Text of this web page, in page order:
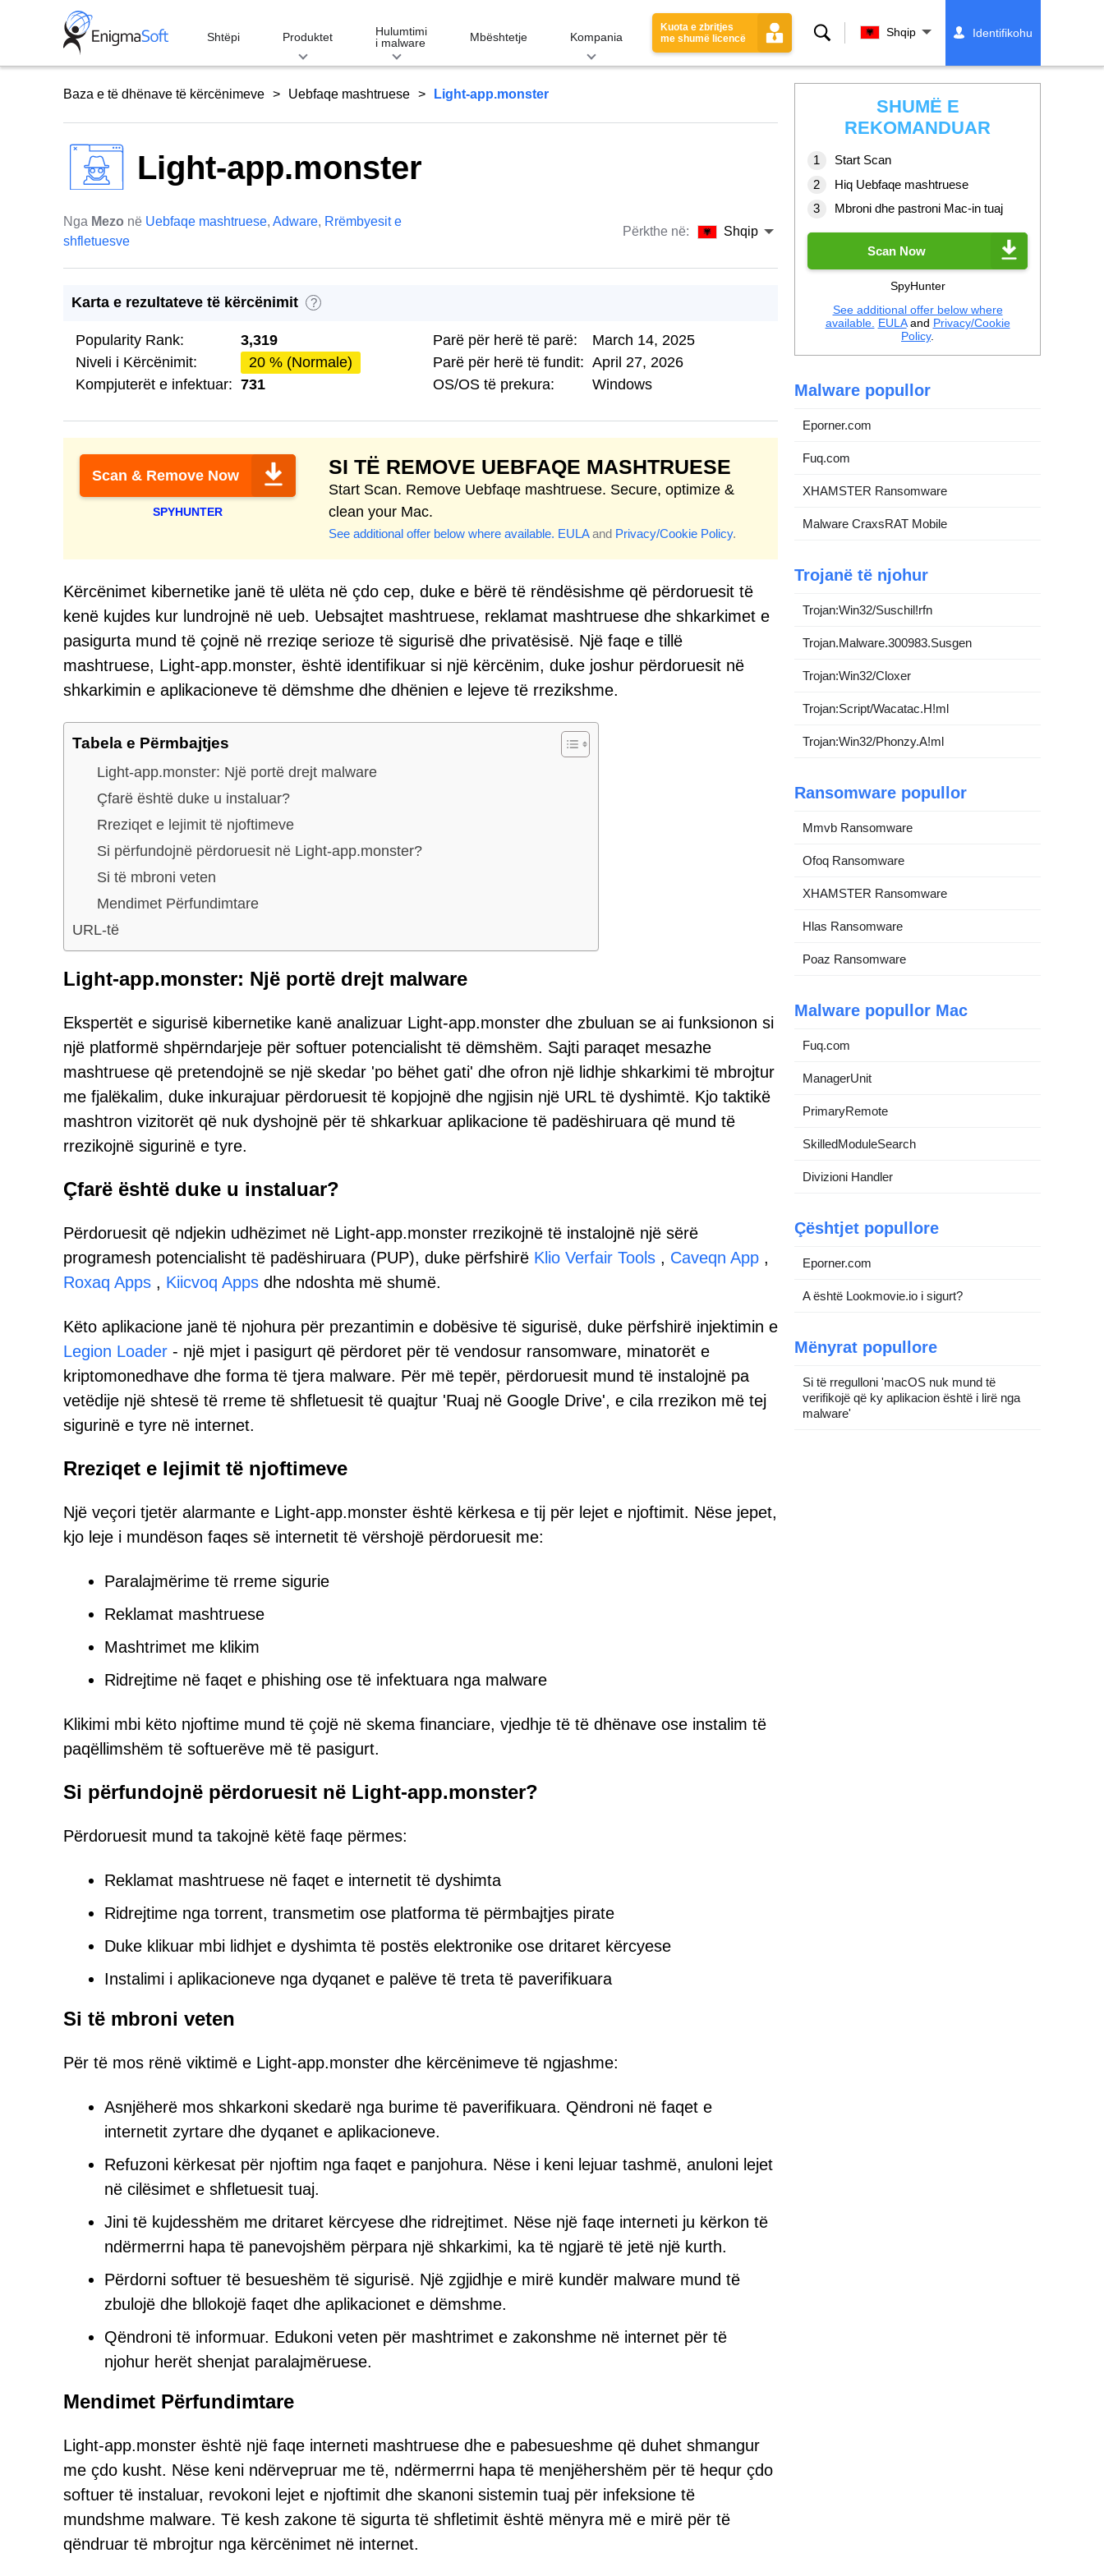
Shtëpi Produktet
Hulumtimi
i malware
Mbështetje Kompania
Kuota e zbritjes
me shumë licencë
Kërko Shqip Identifikohu
Baza e të dhënave të kërcënimeve Uebfaqe mashtruese Light-app.monster
Light-app.monster
Nga Mezo në Uebfaqe mashtruese, Adware, Rrëmbyesit e
shfletuesve
Përkthe në: Shqip
Karta e rezultateve të kërcënimit ?
Popularity Rank:
3,319
Niveli i Kërcënimit:
20 % (Normale)
Kompjuterët e infektuar: 731
Parë për herë të parë:
March 14, 2025
Parë për herë të fundit: April 27, 2026
OS/OS të prekura:
Windows
Scan & Remove Now
SPYHUNTER
SI TË REMOVE UEBFAQE MASHTRUESE
Start Scan. Remove Uebfaqe mashtruese. Secure, optimize &
clean your Mac.
See additional offer below where available. EULAand Privacy/Cookie Policy.
Kërcënimet kibernetike janë të ulëta në çdo cep, duke e bërë të rëndësishme që përdoruesit të
kenë kujdes kur lundrojnë në ueb. Uebsajtet mashtruese, reklamat mashtruese dhe shkarkimet e
pasigurta mund të çojnë në rreziqe serioze të sigurisë dhe privatësisë. Një faqe e tillë
mashtruese, Light-app.monster, është identifikuar si një kërcënim, duke joshur përdoruesit në
shkarkimin e aplikacioneve të dëmshme dhe dhënien e lejeve të rrezikshme.
Tabela e Përmbajtjes
Light-app.monster: Një portë drejt malware
Çfarë është duke u instaluar?
Rreziqet e lejimit të njoftimeve
Si përfundojnë përdoruesit në Light-app.monster?
Si të mbroni veten
Mendimet Përfundimtare
URL-të
Light-app.monster: Një portë drejt malware
Ekspertët e sigurisë kibernetike kanë analizuar Light-app.monster dhe zbuluan se ai funksionon si
një platformë shpërndarjeje për softuer potencialisht të dëmshëm. Sajti paraqet mesazhe
mashtruese që pretendojnë se një skedar 'po bëhet gati' dhe ofron një lidhje shkarkimi të mbrojtur
me fjalëkalim, duke inkurajuar përdoruesit të kopjojnë dhe ngjisin një URL të dyshimtë. Kjo taktikë
mashtron vizitorët që nuk dyshojnë për të shkarkuar aplikacione të padëshiruara që mund të
rrezikojnë sigurinë e tyre.
Çfarë është duke u instaluar?
Përdoruesit që ndjekin udhëzimet në Light-app.monster rrezikojnë të instalojnë një sërë
programesh potencialisht të padëshiruara (PUP), duke përfshirë Klio Verfair Tools , Caveqn App ,
Roxaq Apps , Kiicvoq Apps dhe ndoshta më shumë.
Këto aplikacione janë të njohura për prezantimin e dobësive të sigurisë, duke përfshirë injektimin e
Legion Loader - një mjet i pasigurt që përdoret për të vendosur ransomware, minatorët e
kriptomonedhave dhe forma të tjera malware. Për më tepër, përdoruesit mund të instalojnë pa
vetëdije një shtesë të rreme të shfletuesit të quajtur 'Ruaj në Google Drive', e cila rrezikon më tej
sigurinë e tyre në internet.
Rreziqet e lejimit të njoftimeve
Një veçori tjetër alarmante e Light-app.monster është kërkesa e tij për lejet e njoftimit. Nëse jepet,
kjo leje i mundëson faqes së internetit të vërshojë përdoruesit me:
Paralajmërime të rreme sigurie
Reklamat mashtruese
Mashtrimet me klikim
Ridrejtime në faqet e phishing ose të infektuara nga malware
Klikimi mbi këto njoftime mund të çojë në skema financiare, vjedhje të të dhënave ose instalim të
paqëllimshëm të softuerëve më të pasigurt.
Si përfundojnë përdoruesit në Light-app.monster?
Përdoruesit mund ta takojnë këtë faqe përmes:
Reklamat mashtruese në faqet e internetit të dyshimta
Ridrejtime nga torrent, transmetim ose platforma të përmbajtjes pirate
Duke klikuar mbi lidhjet e dyshimta të postës elektronike ose dritaret kërcyese
Instalimi i aplikacioneve nga dyqanet e palëve të treta të paverifikuara
Si të mbroni veten
Për të mos rënë viktimë e Light-app.monster dhe kërcënimeve të ngjashme:
Asnjëherë mos shkarkoni skedarë nga burime të paverifikuara. Qëndroni në faqet e
internetit zyrtare dhe dyqanet e aplikacioneve.
Refuzoni kërkesat për njoftim nga faqet e panjohura. Nëse i keni lejuar tashmë, anuloni lejet
në cilësimet e shfletuesit tuaj.
Jini të kujdesshëm me dritaret kërcyese dhe ridrejtimet. Nëse një faqe interneti ju kërkon të
ndërmerrni hapa të panevojshëm përpara një shkarkimi, ka të ngjarë të jetë një kurth.
Përdorni softuer të besueshëm të sigurisë. Një zgjidhje e mirë kundër malware mund të
zbulojë dhe bllokojë faqet dhe aplikacionet e dëmshme.
Qëndroni të informuar. Edukoni veten për mashtrimet e zakonshme në internet për të
njohur herët shenjat paralajmëruese.
Mendimet Përfundimtare
Light-app.monster është një faqe interneti mashtruese dhe e pabesueshme që duhet shmangur
me çdo kusht. Nëse keni ndërvepruar me të, ndërmerrni hapa të menjëhershëm për të hequr çdo
softuer të instaluar, revokoni lejet e njoftimit dhe skanoni sistemin tuaj për infeksione të
mundshme malware. Të kesh zakone të sigurta të shfletimit është mënyra më e mirë për të
qëndruar të mbrojtur nga kërcënimet në internet.
SHUMË E
REKOMANDUAR
Start Scan
Hiq Uebfaqe mashtruese
Mbroni dhe pastroni Mac-in tuaj
Scan Now
SpyHunter
See additional offer below where
available. EULAand Privacy/Cookie
Policy.
Malware popullor
Eporner.com
Fuq.com
XHAMSTER Ransomware
Malware CraxsRAT Mobile
Trojanë të njohur
Trojan:Win32/Suschil!rfn
Trojan.Malware.300983.Susgen
Trojan:Win32/Cloxer
Trojan:Script/Wacatac.H!ml
Trojan:Win32/Phonzy.A!ml
Ransomware popullor
Mmvb Ransomware
Ofoq Ransomware
XHAMSTER Ransomware
Hlas Ransomware
Poaz Ransomware
Malware popullor Mac
Fuq.com
ManagerUnit
PrimaryRemote
SkilledModuleSearch
Divizioni Handler
Çështjet popullore
Eporner.com
A është Lookmovie.io i sigurt?
Mënyrat popullore
Si të rregulloni 'macOS nuk mund të
verifikojë që ky aplikacion është i lirë nga
malware'